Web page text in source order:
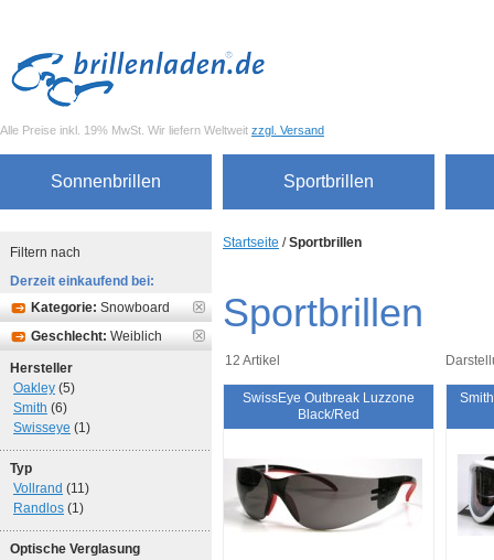
Alle Preise inkl. 19% MwSt. Wir liefern Weltweit zzgl. Versand
Sonnenbrillen Sportbrillen
Startseite /Sportbrillen
Sportbrillen
12 Artikel
SwissEye Outbreak Luzzone
Black/Red
Filtern nach
Derzeit einkaufend bei:
Kategorie: Snowboard
Geschlecht: Weiblich
Hersteller
Oakley (5)
Smith (6)
Swisseye (1)
Typ
Vollrand (11)
Randlos (1)
Optische Verglasung